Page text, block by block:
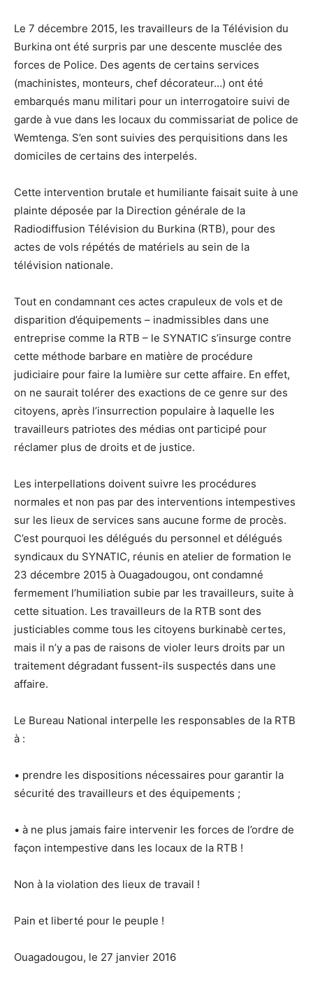
Le 7 décembre 2015, les travailleurs de la Télévision du
Burkina ont été surpris par une descente musclée des
forces de Police. Des agents de certains services
(machinistes, monteurs, chef décorateur…) ont été
embarqués manu militari pour un interrogatoire suivi de
garde à vue dans les locaux du commissariat de police de
Wemtenga. S’en sont suivies des perquisitions dans les
domiciles de certains des interpelés.
Cette intervention brutale et humiliante faisait suite à une
plainte déposée par la Direction générale de la
Radiodiffusion Télévision du Burkina (RTB), pour des
actes de vols répétés de matériels au sein de la
télévision nationale.
Tout en condamnant ces actes crapuleux de vols et de
disparition d’équipements – inadmissibles dans une
entreprise comme la RTB – le SYNATIC s’insurge contre
cette méthode barbare en matière de procédure
judiciaire pour faire la lumière sur cette affaire. En effet,
on ne saurait tolérer des exactions de ce genre sur des
citoyens, après l’insurrection populaire à laquelle les
travailleurs patriotes des médias ont participé pour
réclamer plus de droits et de justice.
Les interpellations doivent suivre les procédures
normales et non pas par des interventions intempestives
sur les lieux de services sans aucune forme de procès.
C’est pourquoi les délégués du personnel et délégués
syndicaux du SYNATIC, réunis en atelier de formation le
23 décembre 2015 à Ouagadougou, ont condamné
fermement l’humiliation subie par les travailleurs, suite à
cette situation. Les travailleurs de la RTB sont des
justiciables comme tous les citoyens burkinabè certes,
mais il n’y a pas de raisons de violer leurs droits par un
traitement dégradant fussent-ils suspectés dans une
affaire.
Le Bureau National interpelle les responsables de la RTB
à :
• prendre les dispositions nécessaires pour garantir la
sécurité des travailleurs et des équipements ;
• à ne plus jamais faire intervenir les forces de l’ordre de
façon intempestive dans les locaux de la RTB !
Non à la violation des lieux de travail !
Pain et liberté pour le peuple !
Ouagadougou, le 27 janvier 2016